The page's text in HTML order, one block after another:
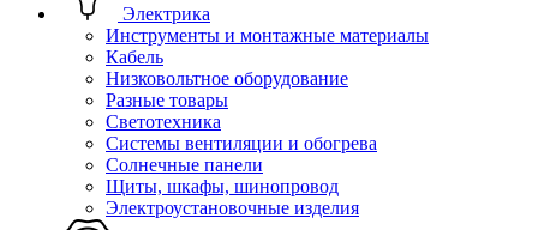
Электрика
Инструменты и монтажные материалы
Кабель
Низковольтное оборудование
Разные товары
Светотехника
Системы вентиляции и обогрева
Солнечные панели
Щиты, шкафы, шинопровод
Электроустановочные изделия